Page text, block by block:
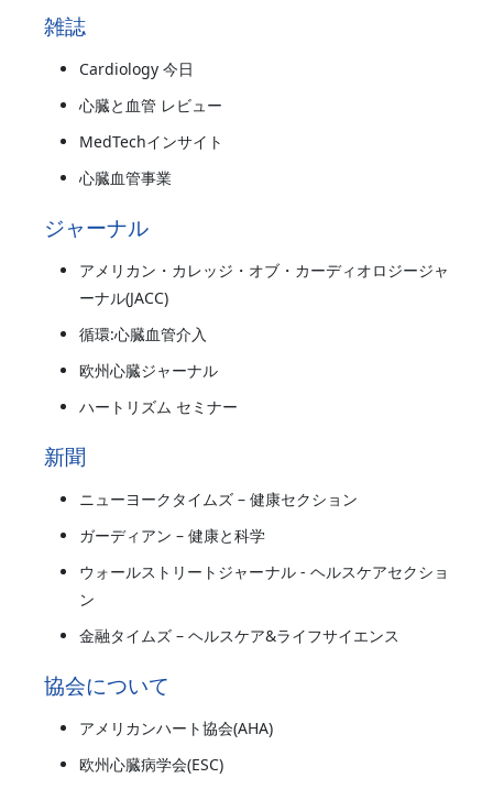
雑誌
Cardiology 今日
心臓と血管 レビュー
MedTechインサイト
心臓血管事業
ジャーナル
アメリカン・カレッジ・オブ・カーディオロジージャ
ーナル(JACC)
循環:心臓血管介入
欧州心臓ジャーナル
ハートリズム セミナー
新聞
ニューヨークタイムズ – 健康セクション
ガーディアン – 健康と科学
ウォールストリートジャーナル - ヘルスケアセクショ
ン
金融タイムズ – ヘルスケア&ライフサイエンス
協会について
アメリカンハート協会(AHA)
欧州心臓病学会(ESC)